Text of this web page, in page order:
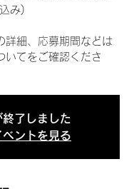
み)
詳細、応募期間などは
いてをご確認くださ
終了しました
ベントを見る